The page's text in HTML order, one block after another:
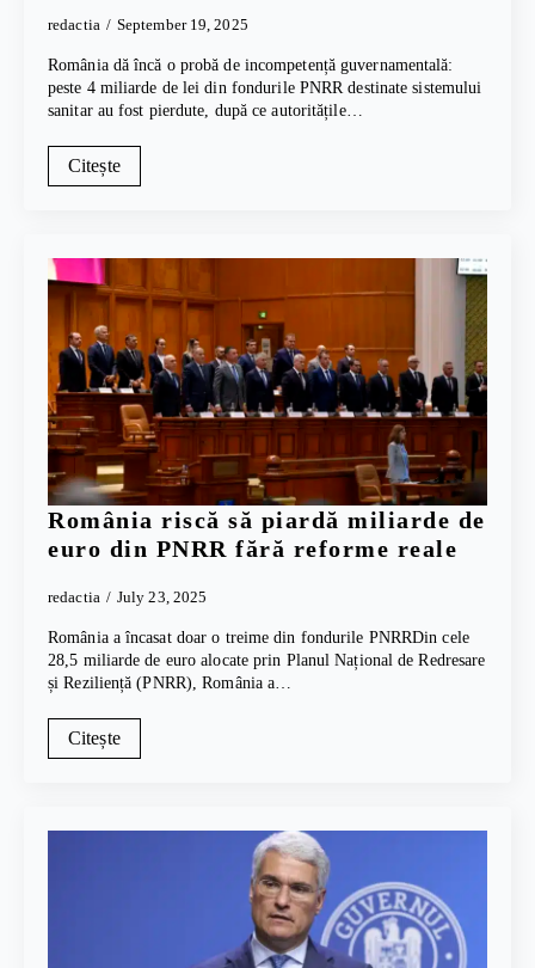
redactia September 19, 2025
România dă încă o probă de incompetență guvernamentală:
peste 4 miliarde de lei din fondurile PNRR destinate sistemului
sanitar au fost pierdute, după ce autoritățile…
Citește
România riscă să piardă miliarde de
euro din PNRR fără reforme reale
redactia July 23, 2025
România a încasat doar o treime din fondurile PNRRDin cele
28,5 miliarde de euro alocate prin Planul Național de Redresare
și Reziliență (PNRR), România a…
Citește